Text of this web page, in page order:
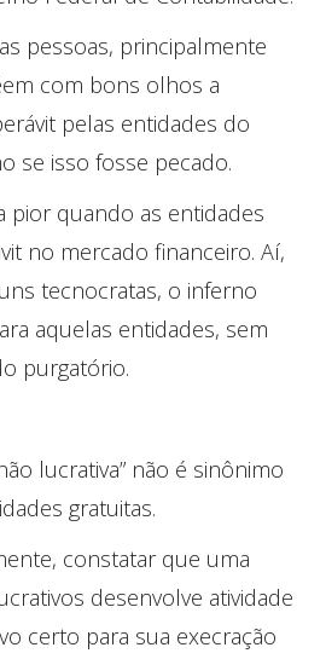
pessoas, principalmente
com bons olhos a
pelas entidades do
se isso fosse pecado.
pior quando as entidades
no mercado financeiro. Aí,
tecnocratas, o inferno
aquelas entidades, sem
purgatório.
lucrativa” não é sinônimo
gratuitas.
constatar que uma
desenvolve atividade
certo para sua execração